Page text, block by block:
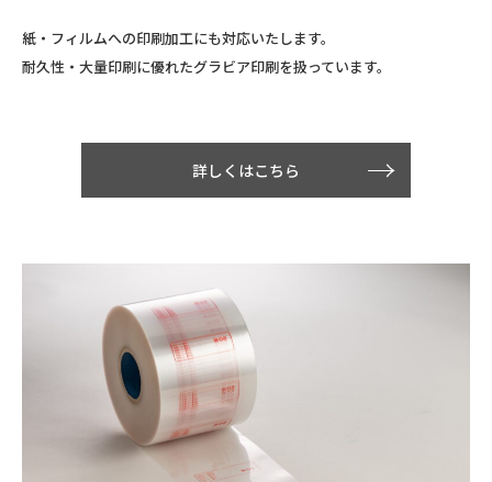
紙・フィルムへの印刷加工にも対応いたします。
耐久性・大量印刷に優れたグラビア印刷を扱っています。
詳しくはこちら